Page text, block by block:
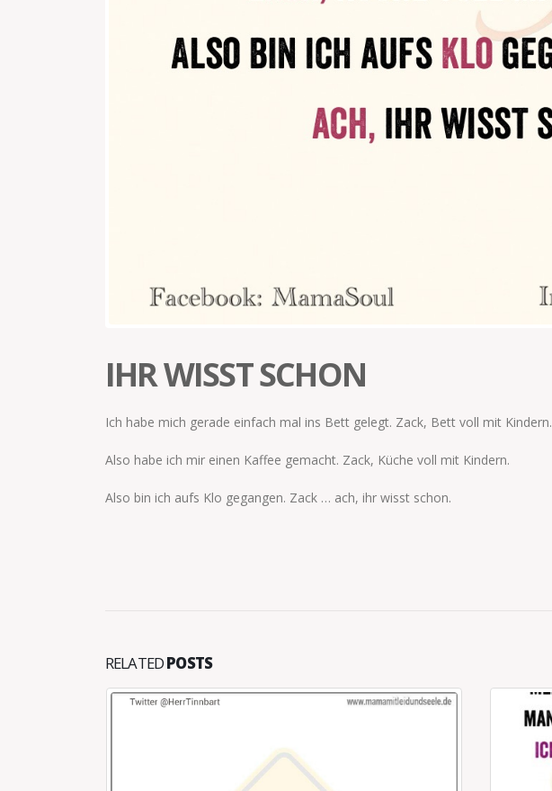
IHR WISST SCHON
Ich habe mich gerade einfach mal ins Bett gelegt. Zack, Bett voll mit Kindern.
Also habe ich mir einen Kaffee gemacht. Zack, Küche voll mit Kindern.
Also bin ich aufs Klo gegangen. Zack … ach, ihr wisst schon.
RELATEDPOSTS